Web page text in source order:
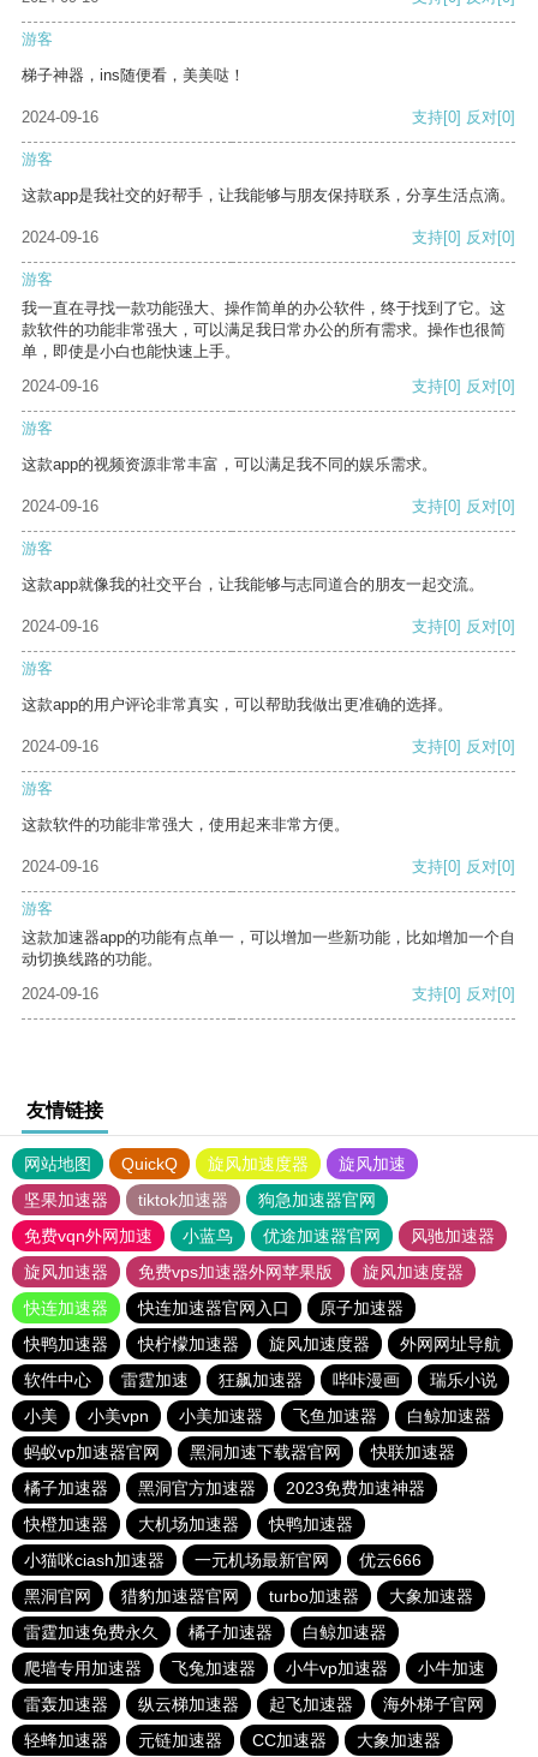
游客
梯子神器，ins随便看，美美哒！
2024-09-16 支持[0] 反对[0]
游客
这款app是我社交的好帮手，让我能够与朋友保持联系，分享生活点滴。
2024-09-16 支持[0] 反对[0]
游客
我一直在寻找一款功能强大、操作简单的办公软件，终于找到了它。这
款软件的功能非常强大，可以满足我日常办公的所有需求。操作也很简
单，即使是小白也能快速上手。
2024-09-16
支持[0] 反对[0]
游客
这款app的视频资源非常丰富，可以满足我不同的娱乐需求。
2024-09-16 支持[0] 反对[0]
游客
这款app就像我的社交平台，让我能够与志同道合的朋友一起交流。
2024-09-16 支持[0] 反对[0]
游客
这款app的用户评论非常真实，可以帮助我做出更准确的选择。
2024-09-16 支持[0] 反对[0]
游客
这款软件的功能非常强大，使用起来非常方便。
2024-09-16 支持[0] 反对[0]
游客
这款加速器app的功能有点单一，可以增加一些新功能，比如增加一个自
动切换线路的功能。
2024-09-16
支持[0] 反对[0]
友情链接
网站地图 QuickQ 旋风加速度器
旋风加速
坚果加速器
tiktok加速器
狗急加速器官网
免费vqn外网加速
小蓝鸟 优途加速器官网
风驰加速器
旋风加速器
免费vps加速器外网苹果版
旋风加速度器
快连加速器
快连加速器官网入口
原子加速器
快鸭加速器
快柠檬加速器 旋风加速度器
外网网址导航
软件中心
雷霆加速 狂飙加速器 哔咔漫画
瑞乐小说
小美
小美vpn 小美加速器 飞鱼加速器
白鲸加速器
蚂蚁vp加速器官网
黑洞加速下载器官网
快联加速器
橘子加速器
黑洞官方加速器
2023免费加速神器
快橙加速器
大机场加速器
快鸭加速器
小猫咪ciash加速器
一元机场最新官网
优云666
黑洞官网
猎豹加速器官网 turbo加速器
大象加速器
雷霆加速免费永久
橘子加速器
白鲸加速器
爬墙专用加速器
飞兔加速器 小牛vp加速器
小牛加速
雷轰加速器
纵云梯加速器 起飞加速器
海外梯子官网
轻蜂加速器
元链加速器 CC加速器 大象加速器